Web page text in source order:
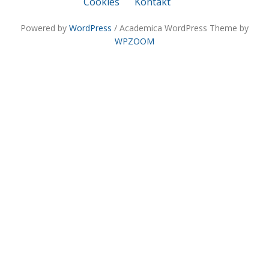
Powered by WordPress / Academica WordPress Theme by
WPZOOM